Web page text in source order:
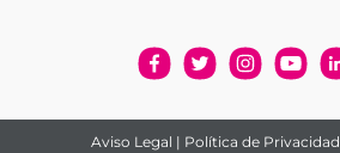
Aviso Legal | Política de Privacidad